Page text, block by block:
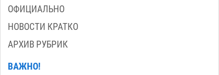
ОФИЦИАЛЬНО
НОВОСТИ КРАТКО
АРХИВ РУБРИК
ВАЖНО!